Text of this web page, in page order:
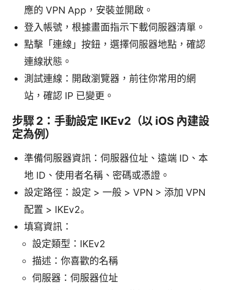
應的 VPN App，安裝並開啟。
登入帳號，根據畫面指示下載伺服器清單。
點擊「連線」按鈕，選擇伺服器地點，確認
連線狀態。
測試連線：開啟瀏覽器，前往你常用的網
站，確認 IP 已變更。
步驟 2：手動設定 IKEv2（以 iOS 內建設
定為例）
準備伺服器資訊：伺服器位址、遠端 ID、本
地 ID、使用者名稱、密碼或憑證。
設定路徑：設定 > 一般 > VPN > 添加 VPN
配置 > IKEv2。
填寫資訊：
設定類型：IKEv2
描述：你喜歡的名稱
伺服器：伺服器位址